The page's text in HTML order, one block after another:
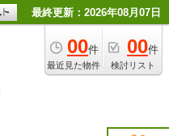
最終更新：2026年08月07日
00件
最近見た物件
00件
検討リスト